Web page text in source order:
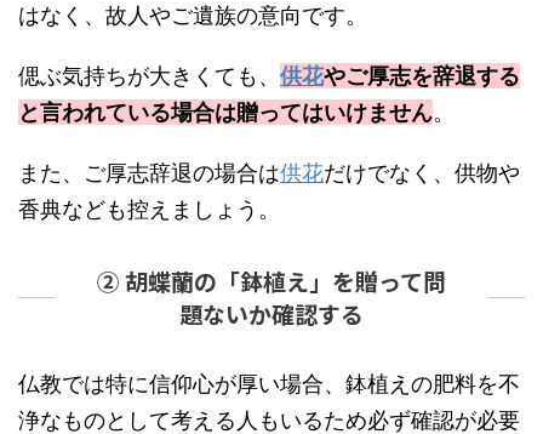
はなく、故人やご遺族の意向です。
偲ぶ気持ちが大きくても、 供花やご厚志を辞退する
と言われている場合は贈ってはいけません。
また、ご厚志辞退の場合は供花だけでなく、供物や
香典なども控えましょう。
② 胡蝶蘭の「鉢植え」を贈って問
題ないか確認する
仏教では特に信仰心が厚い場合、鉢植えの肥料を不
浄なものとして考える人もいるため必ず確認が必要